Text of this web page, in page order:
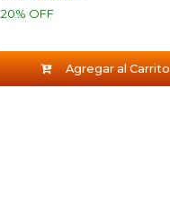
20% OFF
Agregar al Carrito